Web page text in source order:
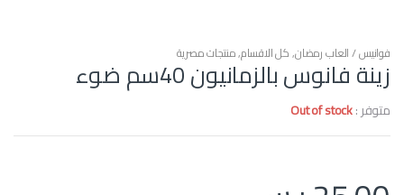
فوانيس / العاب رمضان,كل الاقسام,منتجات مصرية
زينة فانوس بالزمانيون 40سم ضوء
متوفر :Out of stock